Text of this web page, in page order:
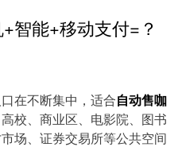
智能+移动支付=？
在不断集中，适合自动售咖
校、商业区、电影院、图书
场、证券交易所等公共空间